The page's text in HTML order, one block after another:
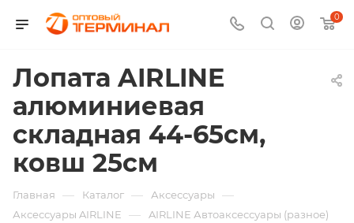
0
Лопата AIRLINE
алюминиевая
складная 44-65см,
ковш 25см
Главная — Каталог — Аксессуары —
Аксессуары AIRLINE — AIRLINE Автоаксессуары (разное)